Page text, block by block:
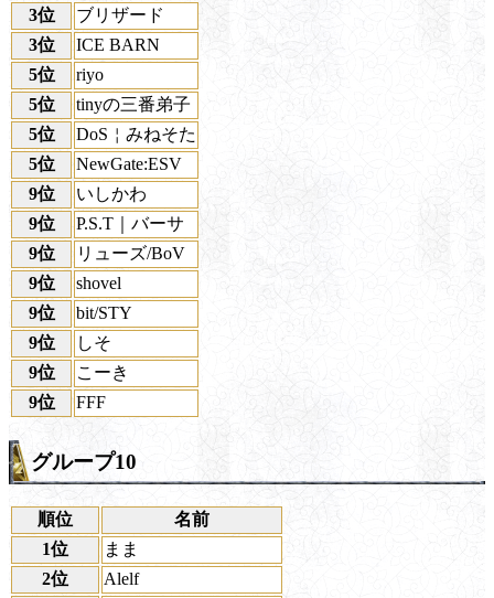
3位
ブリザード
3位
ICE BARN
5位
riyo
5位
tinyの三番弟子
5位
DoS￤みねそた
5位
NewGate:ESV
9位
いしかわ
9位
P.S.T｜バーサ
9位
リューズ/BoV
9位
shovel
9位
bit/STY
9位
しそ
9位
こーき
9位
FFF
グループ10
順位
名前
1位
まま
2位
Alelf